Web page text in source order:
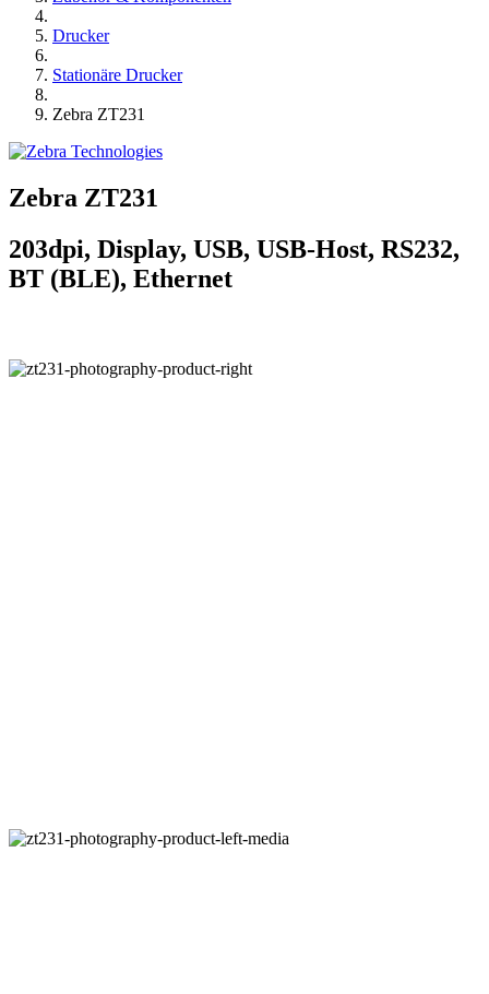
Drucker
Stationäre Drucker
Zebra ZT231
Zebra ZT231
203dpi, Display, USB, USB-Host, RS232,
BT (BLE), Ethernet